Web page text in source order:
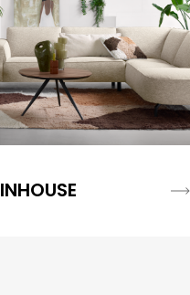
INHOUSE